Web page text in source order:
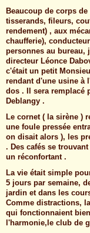
Beaucoup de corps
tisserands, fileurs,
rendement) , aux
chaufferie),
personnes au bureau,
directeur Léonce
c'était un petit
rendant d'une usine à
dos . Il sera remplacé
Deblangy .
Le cornet ( la sirène )
une foule pressée
on disait alors ), les
. Des cafés se
un réconfortant .
La vie était simple
5 jours par semaine,
jardin et dans les
Comme distractions,
qui fonctionnaient
l'harmonie,le club de